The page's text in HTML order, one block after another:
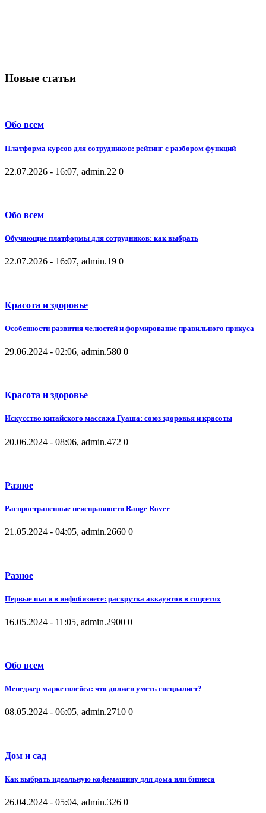
Новые статьи
Обо всем
Платформа курсов для сотрудников: рейтинг с разбором функций
22.07.2026 - 16:07, admin.22 0
Обо всем
Обучающие платформы для сотрудников: как выбрать
22.07.2026 - 16:07, admin.19 0
Красота и здоровье
Особенности развития челюстей и формирование правильного прикуса
29.06.2024 - 02:06, admin.580 0
Красота и здоровье
Искусство китайского массажа Гуаша: союз здоровья и красоты
20.06.2024 - 08:06, admin.472 0
Разное
Распространенные неисправности Range Rover
21.05.2024 - 04:05, admin.2660 0
Разное
Первые шаги в инфобизнесе: раскрутка аккаунтов в соцсетях
16.05.2024 - 11:05, admin.2900 0
Обо всем
Менеджер маркетплейса: что должен уметь специалист?
08.05.2024 - 06:05, admin.2710 0
Дом и сад
Как выбрать идеальную кофемашину для дома или бизнеса
26.04.2024 - 05:04, admin.326 0